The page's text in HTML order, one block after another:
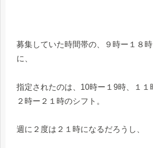
募集していた時間帯の、９時ー１８
に、
指定されたのは、10時ー１9時、１１
２時ー２１時のシフト。
週に２度は２１時になるだろうし、